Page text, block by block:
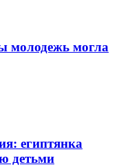
молодежь могла
египтянка
детьми